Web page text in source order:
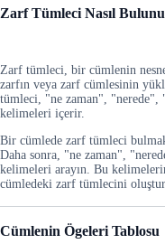
Zarf Tümleci Nasıl
Zarf tümleci, bir cümlenin
zarfın veya zarf cümlesinin
tümleci, "ne zaman", "nerede",
kelimeleri içerir.
Bir cümlede zarf tümleci
Daha sonra, "ne zaman",
kelimeleri arayın. Bu
cümledeki zarf tümlecini
Cümlenin Ögeleri Tablosu